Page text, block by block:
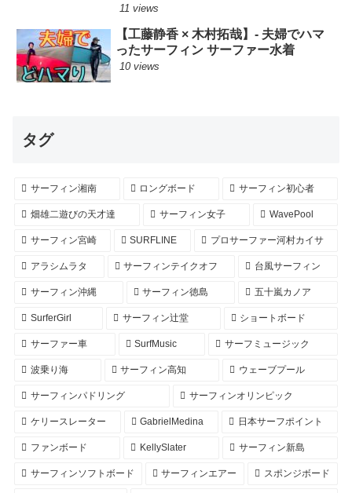
ロングボード
11 views
【工藤静香 × 木村拓哉】- 夫婦でハマ
ったサーフィン サーファー水着
10 views
タグ
サーフィン湘南 ロングボード サーフィン初心者
畑雄二遊びの天才達 サーフィン女子 WavePool
サーフィン宮崎 SURFLINE プロサーファー河村カイサ
アラシムラタ サーフィンテイクオフ 台風サーフィン
サーフィン沖縄 サーフィン徳島 五十嵐カノア
SurferGirl サーフィン辻堂 ショートボード
サーファー車 SurfMusic サーフミュージック
波乗り海 サーフィン高知 ウェーブプール
サーフィンパドリング サーフィンオリンピック
ケリースレーター GabrielMedina 日本サーフポイント
ファンボード KellySlater サーフィン新島
サーフィンソフトボード サーフィンエアー スポンジボード